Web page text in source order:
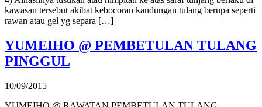
kawasan tersebut akibat kebocoran kandungan tulang berupa seperti
rawan atau gel yg separa […]
YUMEIHO @ PEMBETULAN TULANG
PINGGUL
10/09/2015